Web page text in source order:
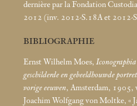
dernière par la Fondation
2012 (inv. 2012-S.18A et 2012-
BIBLIOGRAPHIE
Ernst Wilhelm Moes,
geschilderde en gebeeldhouwde
vorige eeuwen, Amsterdam,
Joachim Wolfgang von Moltke, «